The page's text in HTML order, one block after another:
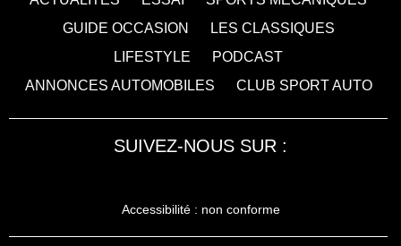
GUIDE OCCASION
LES CLASSIQUES
LIFESTYLE
PODCAST
ANNONCES AUTOMOBILES
CLUB SPORT AUTO
SUIVEZ-NOUS SUR :
Accessibilité : non conforme